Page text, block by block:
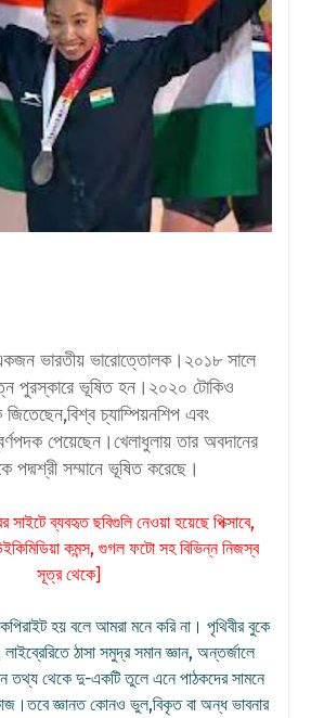
একজন ভারতীয় ভারোত্তোলক।২০১৮ সালে
পুরস্কারে ভূষিত হন।২০২০ টোকিও
চ্যাম্পিয়নশিপ এবং
পেয়েছেন।খেলাধুলায় তার অবদানের
পদ্মশ্রী সম্মানে ভূষিত করেছে।
ব্যবহৃত ছবিগুলি নেওয়া হয়েছে পিক্সাবে,
কমন্স, গুগল ফটো সহ বিভিন্ন নিজস্ব
সূত্র থেকে]
হয় বলে আমরা মনে করি না। পৃথিবীর বুকে
ঠাসা সমুদ্র সমান জ্ঞান, অন্তর্জালে
তথ্য থেকে দু-একটি তুলে এনে পাঠকদের সামনে
জ্ঞানত কোনও ভুল,বিকৃত বা অন্ধ ভাবনার